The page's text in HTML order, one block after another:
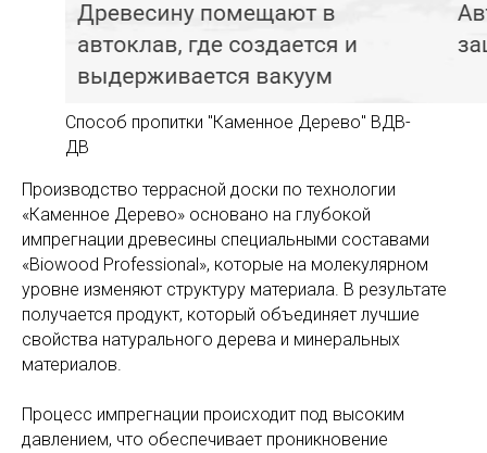
Способ пропитки "Каменное Дерево" ВДВ-
ДВ
Производство террасной доски по технологии
«Каменное Дерево» основано на глубокой
импрегнации древесины специальными составами
«Biowood Professional», которые на молекулярном
уровне изменяют структуру материала. В результате
получается продукт, который объединяет лучшие
свойства натурального дерева и минеральных
материалов.
Процесс импрегнации происходит под высоким
давлением, что обеспечивает проникновение